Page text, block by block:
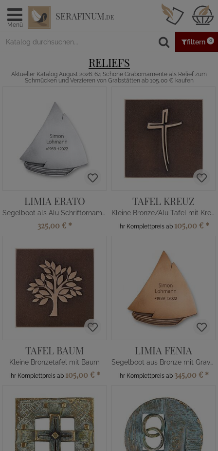
Menü
SERAFINUM.DE
filtern 0
RELIEFS
Aktueller Katalog August 2026: 64 Schöne Grabornamente als Relief zum
Schmücken und Verzieren von Grabstätten ab 105,00 € kaufen
LIMIA ERATO
Segelboot als Alu Schriftornament
325,00 € *
TAFEL KREUZ
Kleine Bronze/Alu Tafel mit Kreuz
Ihr Komplettpreis ab 105,00 € *
TAFEL BAUM
Kleine Bronzetafel mit Baum
Ihr Komplettpreis ab 105,00 € *
LIMIA FENIA
Segelboot aus Bronze mit Gravur
Ihr Komplettpreis ab 345,00 € *